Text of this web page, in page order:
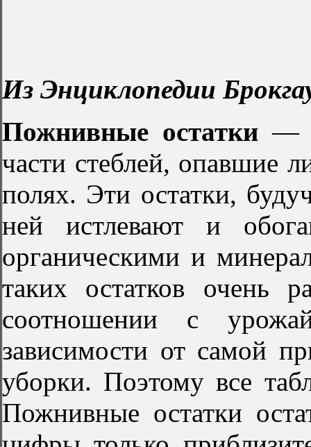
Из Энциклопедии
Пожнивные остатки—
части стеблей, опавшие
полях. Эти остатки,
ней истлевают и
органическими и
таких остатков очень
соотношении с
зависимости от самой
уборки. Поэтому все
Пожнивные остатки